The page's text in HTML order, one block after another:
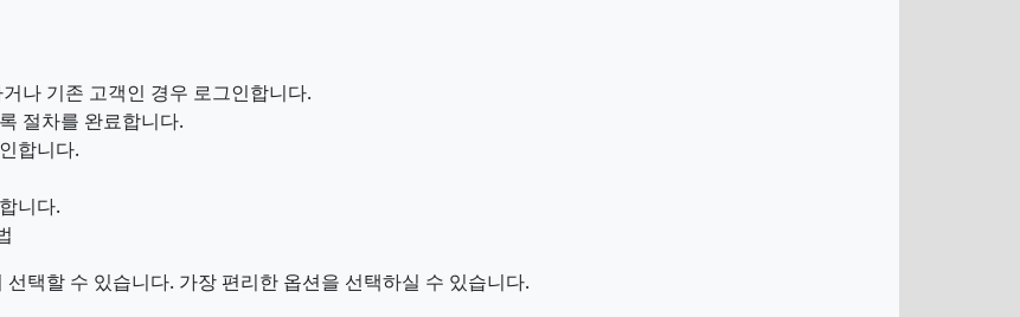
나 기존 고객인 경우 로그인합니다.
절차를 완료합니다.
합니다.
니다.
택할 수 있습니다. 가장 편리한 옵션을 선택하실 수 있습니다.